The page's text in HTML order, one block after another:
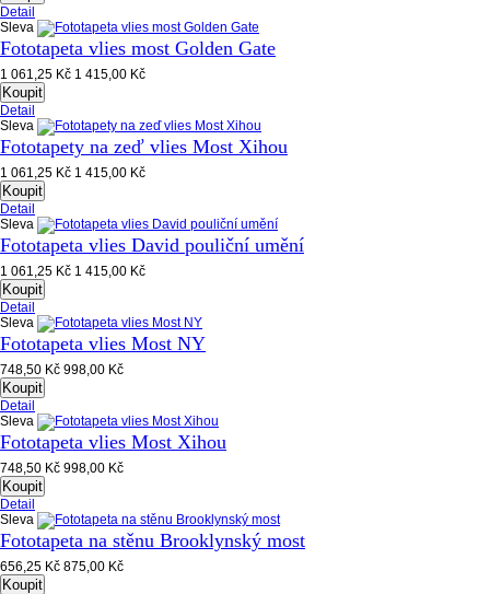
Detail
Sleva
Fototapeta vlies most Golden Gate
1 061,25 Kč 1 415,00 Kč
Koupit
Detail
Sleva
Fototapety na zeď vlies Most Xihou
1 061,25 Kč 1 415,00 Kč
Koupit
Detail
Sleva
Fototapeta vlies David pouliční umění
1 061,25 Kč 1 415,00 Kč
Koupit
Detail
Sleva
Fototapeta vlies Most NY
748,50 Kč 998,00 Kč
Koupit
Detail
Sleva
Fototapeta vlies Most Xihou
748,50 Kč 998,00 Kč
Koupit
Detail
Sleva
Fototapeta na stěnu Brooklynský most
656,25 Kč 875,00 Kč
Koupit